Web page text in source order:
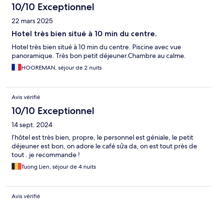
10/10 Exceptionnel
22 mars 2025
Hotel très bien situé à 10 min du centre.
Hotel très bien situé à 10 min du centre. Piscine avec vue
panoramique. Très bon petit déjeuner.Chambre au calme.
HOOREMAN, séjour de 2 nuits
Avis vérifié
10/10 Exceptionnel
14 sept. 2024
l’hôtel est très bien, propre, le personnel est géniale, le petit
déjeuner est bon, on adore le café sửa da, on est tout près de
tout . je recommande !
Tuong Lien, séjour de 4 nuits
Avis vérifié